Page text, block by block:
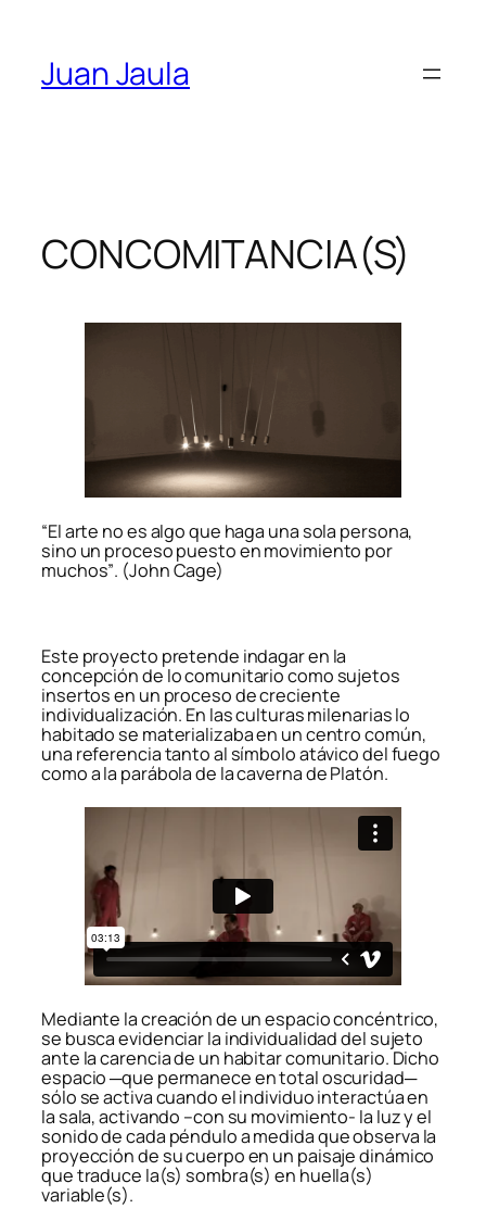
content
Juan Jaula
CONCOMITANCIA(S)
“El arte no es algo que haga una sola persona,
sino un proceso puesto en movimiento por
muchos”. (John Cage)
Este proyecto pretende indagar en la
concepción de lo comunitario como sujetos
insertos en un proceso de creciente
individualización. En las culturas milenarias lo
habitado se materializaba en un centro común,
una referencia tanto al símbolo atávico del fuego
como a la parábola de la caverna de Platón.
Mediante la creación de un espacio concéntrico,
se busca evidenciar la individualidad del sujeto
ante la carencia de un habitar comunitario. Dicho
espacio ─que permanece en total oscuridad─
sólo se activa cuando el individuo interactúa en
la sala, activando –con su movimiento- la luz y el
sonido de cada péndulo a medida que observa la
proyección de su cuerpo en un paisaje dinámico
que traduce la(s) sombra(s) en huella(s)
variable(s).